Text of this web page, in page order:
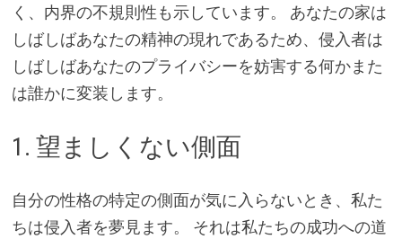
く、内界の不規則性も示しています。 あなたの家は
しばしばあなたの精神の現れであるため、侵入者は
しばしばあなたのプライバシーを妨害する何かまた
は誰かに変装します。
1. 望ましくない側面
自分の性格の特定の側面が気に入らないとき、私た
ちは侵入者を夢見ます。 それは私たちの成功への道